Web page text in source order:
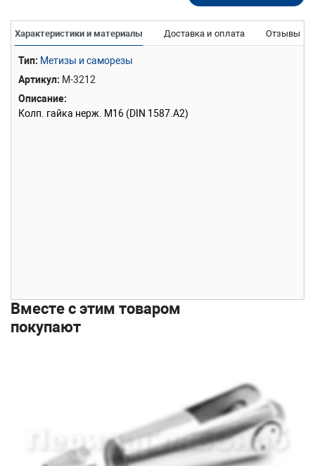
Характеристики и материалы Доставка и оплата Отзывы
Тип Метизы и саморезы
Артикул М-3212
Описание
Колп. гайка нерж. М16 (DIN 1587.A2)
Вместе с этим товаром
покупают